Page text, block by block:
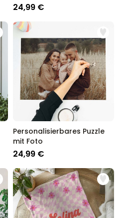
24,99 €
Personalisierbares Puzzle
mit Foto
24,99 €